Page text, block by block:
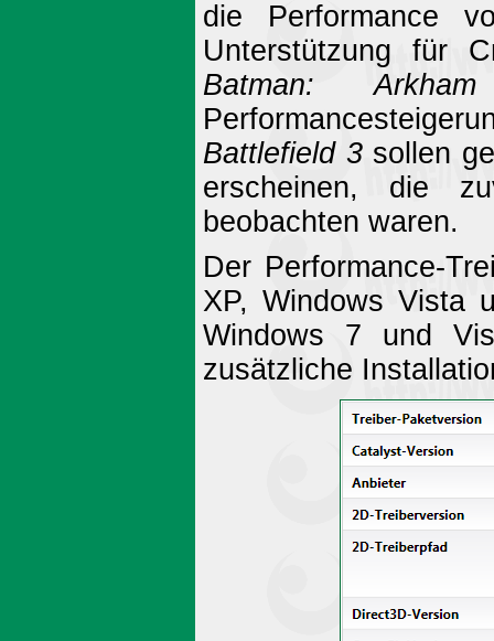
die Performance
Unterstützung für
Batman:
Battlefield 3sollen
erscheinen, die
beobachten waren.
Der Performance-
XP, Windows Vista
Windows 7 und
zusätzliche